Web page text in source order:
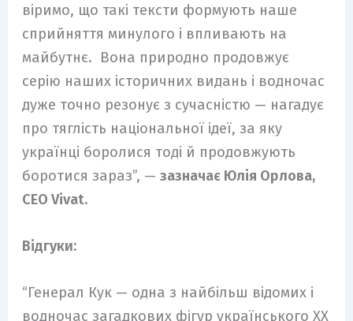
віримо, що такі тексти формують наше
сприйняття минулого і впливають на
майбутнє. Вона природно продовжує
серію наших історичних видань і водночас
дуже точно резонує з сучасністю — нагадує
про тяглість національної ідеї, за яку
українці боролися тоді й продовжують
боротися зараз”, —зазначає Юлія Орлова,
СЕО Vivat.
Відгуки:
“Генерал Кук — одна з найбільш відомих і
водночас загадкових фігур українського ХХ